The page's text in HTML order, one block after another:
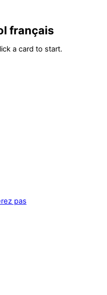
français
a card to start.
pas